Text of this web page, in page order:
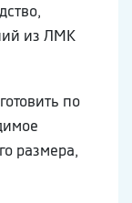
из ЛМК
по
размера,